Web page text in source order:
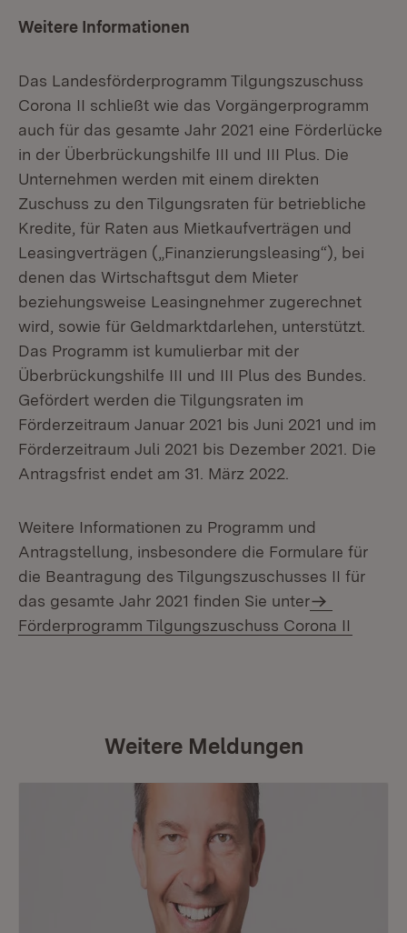
Weitere Informationen
Das Landesförderprogramm Tilgungszuschuss
Corona II schließt wie das Vorgängerprogramm
auch für das gesamte Jahr 2021 eine Förderlücke
in der Überbrückungshilfe III und III Plus. Die
Unternehmen werden mit einem direkten
Zuschuss zu den Tilgungsraten für betriebliche
Kredite, für Raten aus Mietkaufverträgen und
Leasingverträgen („Finanzierungsleasing“), bei
denen das Wirtschaftsgut dem Mieter
beziehungsweise Leasingnehmer zugerechnet
wird, sowie für Geldmarktdarlehen, unterstützt.
Das Programm ist kumulierbar mit der
Überbrückungshilfe III und III Plus des Bundes.
Gefördert werden die Tilgungsraten im
Förderzeitraum Januar 2021 bis Juni 2021 und im
Förderzeitraum Juli 2021 bis Dezember 2021. Die
Antragsfrist endet am 31. März 2022.
Weitere Informationen zu Programm und
Antragstellung, insbesondere die Formulare für
die Beantragung des Tilgungszuschusses II für
das gesamte Jahr 2021 finden Sie unter
Förderprogramm Tilgungszuschuss Corona II
Weitere Meldungen